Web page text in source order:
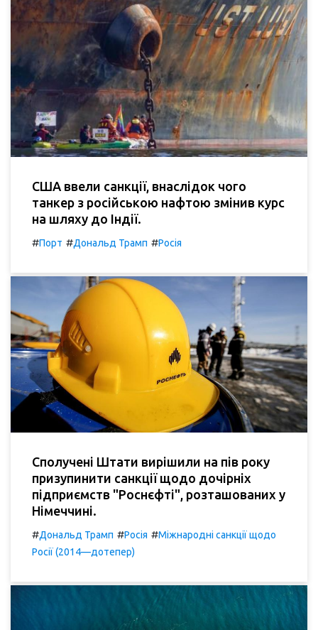
США ввели санкції, внаслідок чого
танкер з російською нафтою змінив курс
на шляху до Індії.
#Порт #Дональд Трамп #Росія
Сполучені Штати вирішили на пів року
призупинити санкції щодо дочірніх
підприємств "Роснєфті", розташованих у
Німеччині.
#Дональд Трамп #Росія #Міжнародні санкції щодо
Росії (2014—дотепер)